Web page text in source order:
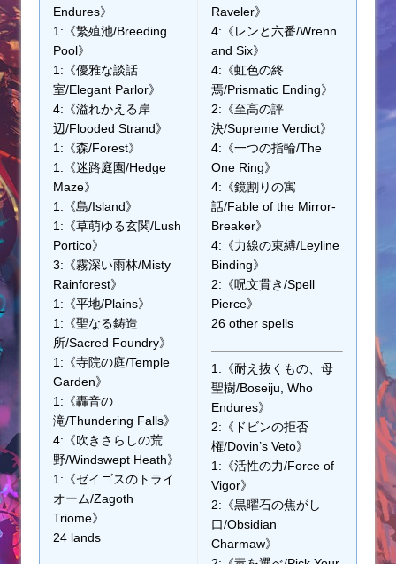
Endures》
1:《繁殖池/Breeding
Pool》
1:《優雅な談話
室/Elegant Parlor》
4:《溢れかえる岸
辺/Flooded Strand》
1:《森/Forest》
1:《迷路庭園/Hedge
Maze》
1:《島/Island》
1:《草萌ゆる玄関/Lush
Portico》
3:《霧深い雨林/Misty
Rainforest》
1:《平地/Plains》
1:《聖なる鋳造
所/Sacred Foundry》
1:《寺院の庭/Temple
Garden》
1:《轟音の
滝/Thundering Falls》
4:《吹きさらしの荒
野/Windswept Heath》
1:《ゼイゴスのトライ
オーム/Zagoth
Triome》
24 lands
Raveler》
4:《レンと六番/Wrenn
and Six》
4:《虹色の終
焉/Prismatic Ending》
2:《至高の評
決/Supreme Verdict》
4:《一つの指輪/The
One Ring》
4:《鏡割りの寓
話/Fable of the Mirror-
Breaker》
4:《力線の束縛/Leyline
Binding》
2:《呪文貫き/Spell
Pierce》
26 other spells
1:《耐え抜くもの、母
聖樹/Boseiju, Who
Endures》
2:《ドビンの拒否
権/Dovin’s Veto》
1:《活性の力/Force of
Vigor》
2:《黒曜石の焦がし
口/Obsidian
Charmaw》